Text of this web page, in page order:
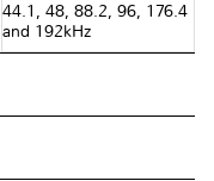
44.1, 48, 88.2, 96, 176.4
and 192kHz